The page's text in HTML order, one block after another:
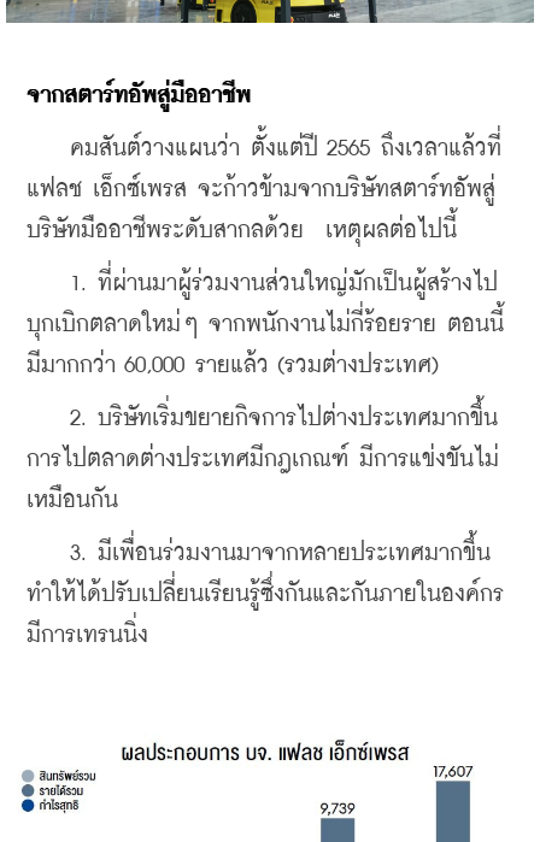
จากสตาร์ทอัพสู่มืออาชีพ
คมสันต์วางแผนว่า ตั้งแต่ปี 2565 ถึงเวลาแล้วที่
แฟลช เอ็กซ์เพรส จะก้าวข้ามจากบริษัทสตาร์ทอัพสู่
บริษัทมืออาชีพระดับสากลด้วย  เหตุผลต่อไปนี้
1. ที่ผ่านมาผู้ร่วมงานส่วนใหญ่มักเป็นผู้สร้างไป
บุกเบิกตลาดใหม่ๆ จากพนักงานไม่กี่ร้อยราย ตอนนี้
มีมากกว่า 60,000 รายแล้ว (รวมต่างประเทศ)
2. บริษัทเริ่มขยายกิจการไปต่างประเทศมากขึ้น
การไปตลาดต่างประเทศมีกฎเกณฑ์ มีการแข่งขันไม่
เหมือนกัน
3. มีเพื่อนร่วมงานมาจากหลายประเทศมากขึ้น
ทำให้ได้ปรับเปลี่ยนเรียนรู้ซึ่งกันและกันภายในองค์กร
มีการเทรนนิ่ง